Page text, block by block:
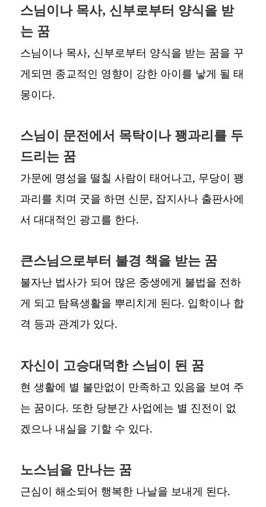
스님이나 목사, 신부로부터 양식을 받
는 꿈
스님이나 목사, 신부로부터 양식을 받는 꿈을 꾸
게되면 종교적인 영향이 강한 아이를 낳게 될 태
몽이다.
스님이 문전에서 목탁이나 꽹과리를 두
드리는 꿈
가문에 명성을 떨칠 사람이 태어나고, 무당이 꽹
과리를 치며 굿을 하면 신문, 잡지사나 출판사에
서 대대적인 광고를 한다.
큰스님으로부터 불경 책을 받는 꿈
불자난 법사가 되어 많은 중생에게 불법을 전하
게 되고 탐욕생활을 뿌리치게 된다. 입학이나 합
격 등과 관계가 있다.
자신이 고승대덕한 스님이 된 꿈
현 생활에 별 불만없이 만족하고 있음을 보여 주
는 꿈이다. 또한 당분간 사업에는 별 진전이 없
겠으나 내실을 기할 수 있다.
노스님을 만나는 꿈
근심이 해소되어 행복한 나날을 보내게 된다.